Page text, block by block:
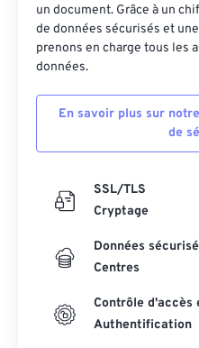
un document. Grâce à un
de données sécurisés et
prenons en charge tous les
données.
En savoir plus sur
de
SSL/TLS
Cryptage
Données
Centres
Contrôle d'accès
Authentification